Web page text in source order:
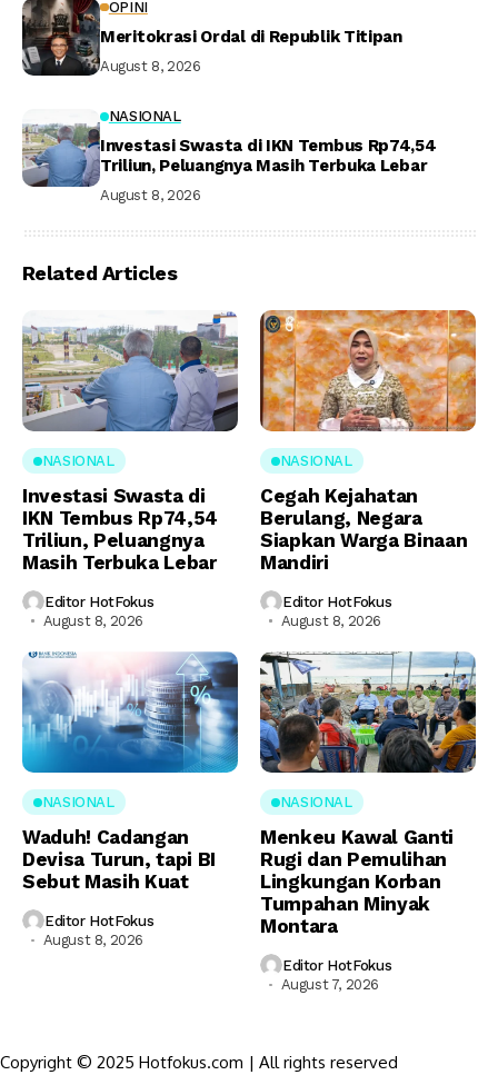
OPINI
Meritokrasi Ordal di Republik Titipan
August 8, 2026
NASIONAL
Investasi Swasta di IKN Tembus Rp74,54
Triliun, Peluangnya Masih Terbuka Lebar
August 8, 2026
Related Articles
NASIONAL
Investasi Swasta di
IKN Tembus Rp74,54
Triliun, Peluangnya
Masih Terbuka Lebar
Editor HotFokus
August 8, 2026
NASIONAL
Cegah Kejahatan
Berulang, Negara
Siapkan Warga Binaan
Mandiri
Editor HotFokus
August 8, 2026
NASIONAL
Waduh! Cadangan
Devisa Turun, tapi BI
Sebut Masih Kuat
Editor HotFokus
August 8, 2026
NASIONAL
Menkeu Kawal Ganti
Rugi dan Pemulihan
Lingkungan Korban
Tumpahan Minyak
Montara
Editor HotFokus
August 7, 2026
Copyright © 2025 Hotfokus.com | All rights reserved